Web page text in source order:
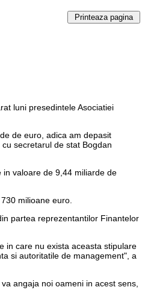
luni presedintele Asociatiei
de euro, adica am depasit
secretarul de stat Bogdan
valoare de 9,44 miliarde de
milioane euro.
partea reprezentantilor Finantelor
in care nu exista aceasta stipulare
si autoritatile de management", a
angaja noi oameni in acest sens,